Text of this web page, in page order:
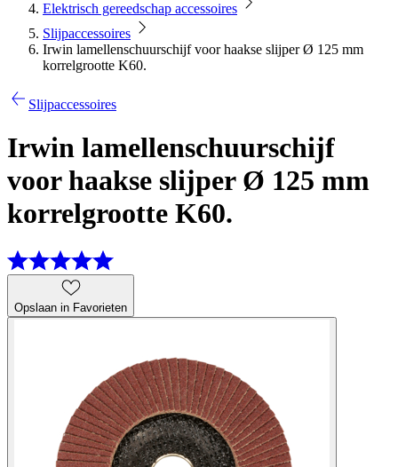
Elektrisch gereedschap accessoires
Slijpaccessoires
Irwin lamellenschuurschijf voor haakse slijper Ø 125 mm
korrelgrootte K60.
Slijpaccessoires
Irwin lamellenschuurschijf
voor haakse slijper Ø 125 mm
korrelgrootte K60.
Opslaan in Favorieten